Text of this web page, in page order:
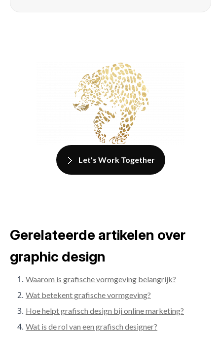
Let's Work Together
Gerelateerde artikelen over
graphic design
Waarom is grafische vormgeving belangrijk?
Wat betekent grafische vormgeving?
Hoe helpt grafisch design bij online marketing?
Wat is de rol van een grafisch designer?